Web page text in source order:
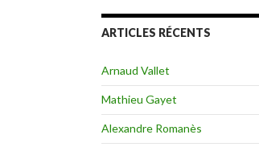
ARTICLES RÉCENTS
Arnaud Vallet
Mathieu Gayet
Alexandre Romanès